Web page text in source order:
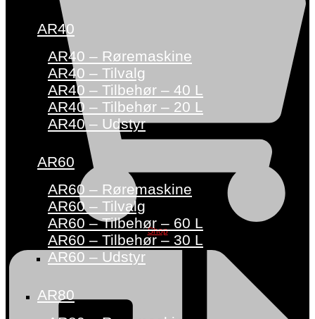
Shop
AR40
AR40 – Røremaskine
AR40 – Tilvalg
AR40 – Tilbehør – 40 L
AR40 – Tilbehør – 20 L
AR40 – Udstyr
AR60
AR60 – Røremaskine
AR60 – Tilvalg
AR60 – Tilbehør – 60 L
AR60 – Tilbehør – 30 L
AR60 – Udstyr
AR80